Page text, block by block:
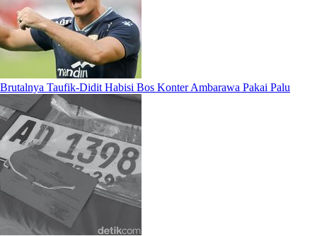
Brutalnya Taufik-Didit Habisi Bos Konter Ambarawa Pakai Palu